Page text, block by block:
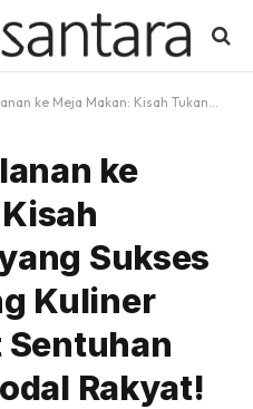
Ojek yang Sukses Mengguncang Kuliner Benhil Berkat Sentuhan Digital dan Modal Rakyat!
ke
Sukses
Kuliner
Sentuhan
Rakyat!